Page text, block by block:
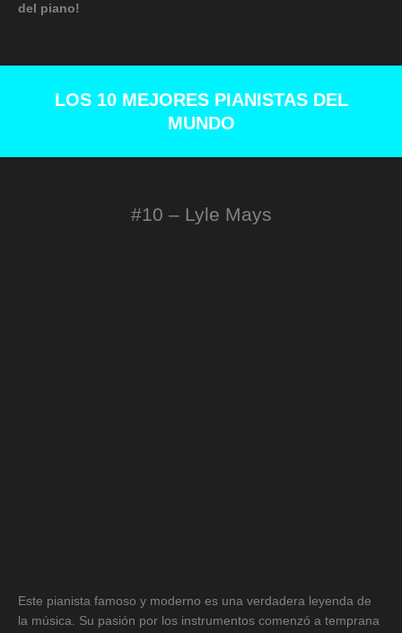
del piano!
LOS 10 MEJORES PIANISTAS DEL
MUNDO
#10 – Lyle Mays
Este pianista famoso y moderno es una verdadera leyenda de
la música. Su pasión por los instrumentos comenzó a temprana